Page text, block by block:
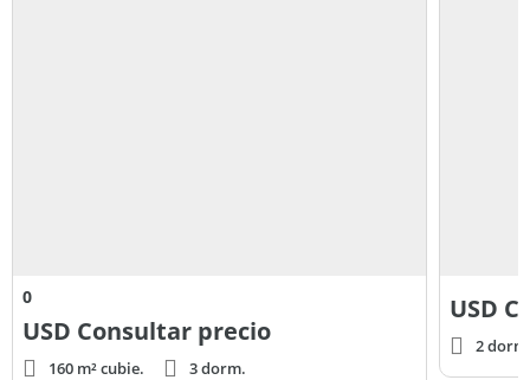
0
USD Consultar precio
160 m² cubie. 3 dorm.
USD
2